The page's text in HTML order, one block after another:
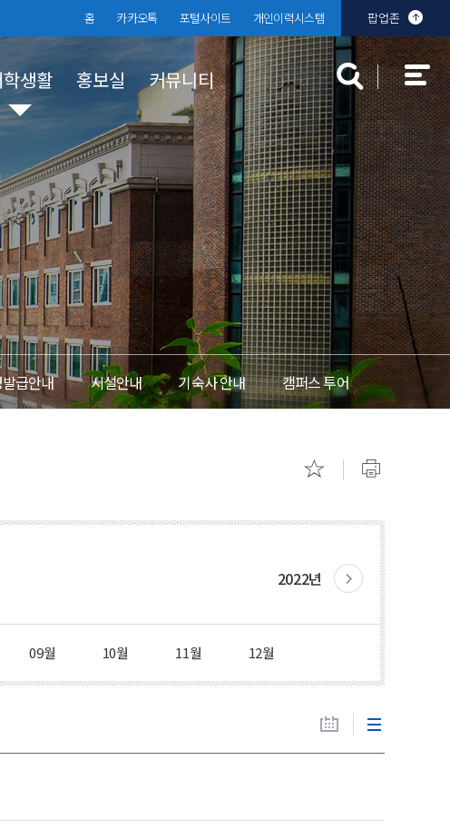
홈 카카오톡 포털사이트 개인이력시스템 팝업존
안내
보 세부기준
대학규정
규정공지
대학규정
찾아오시
생활
조사 장학 · 학자금 대출
국가장학금
학자금 대출
교내장학금
교외장학금
근로장학금
학생상담
홍보실
대학발전기금
커뮤니티
분실물센터 입찰공고
대응 안내
급안내 시설안내 기숙사 안내 캠퍼스 투어
2022년
09월 10월 11월 12월